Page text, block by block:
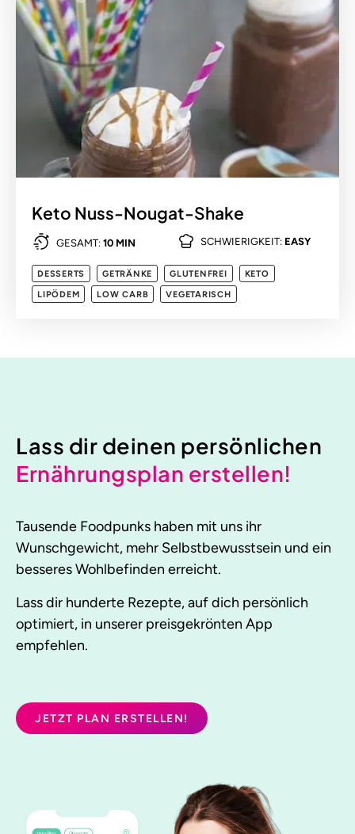
Keto Nuss-Nougat-Shake
GESAMT: 10 MIN SCHWIERIGKEIT: EASY
DESSERTS GETRÄNKE GLUTENFREI
KETO
LIPÖDEM
LOW CARB VEGETARISCH
Lass dir deinen persönlichen
Ernährungsplan erstellen!
Tausende Foodpunks haben mit uns ihr
Wunschgewicht, mehr Selbstbewusstsein und ein
besseres Wohlbefinden erreicht.
Lass dir hunderte Rezepte, auf dich persönlich
optimiert, in unserer preisgekrönten App
empfehlen.
JETZT PLAN ERSTELLEN!